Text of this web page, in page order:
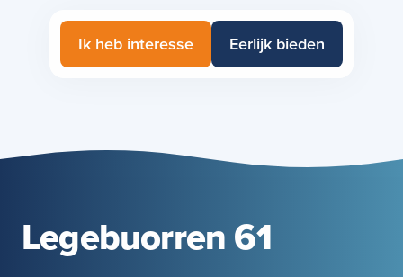
Ik heb interesse Eerlijk bieden
Legebuorren 61